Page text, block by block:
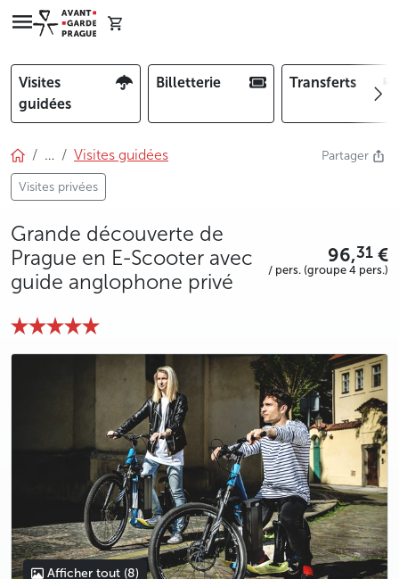
Visites
guidées
Billetterie Transferts
… Visites guidées
Visites privées
Partager
Grande découverte de
Prague en E-Scooter avec
guide anglophone privé
96,31 €
/ pers. (groupe 4 pers.)
photo 5
photo 6
photo 7
photo 8
Afficher tout (8)